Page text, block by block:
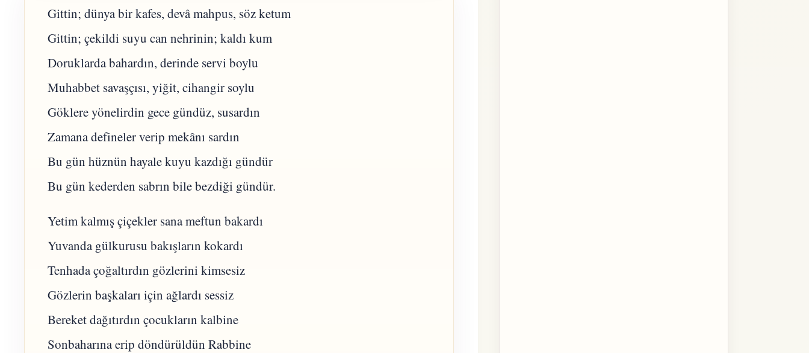
Gittin; dünya bir kafes, devâ mahpus, söz ketum
Gittin; çekildi suyu can nehrinin; kaldı kum
Doruklarda bahardın, derinde servi boylu
Muhabbet savaşçısı, yiğit, cihangir soylu
Göklere yönelirdin gece gündüz, susardın
Zamana defineler verip mekânı sardın
Bu gün hüznün hayale kuyu kazdığı gündür
Bu gün kederden sabrın bile bezdiği gündür.
Yetim kalmış çiçekler sana meftun bakardı
Yuvanda gülkurusu bakışların kokardı
Tenhada çoğaltırdın gözlerini kimsesiz
Gözlerin başkaları için ağlardı sessiz
Bereket dağıtırdın çocukların kalbine
Sonbaharına erip döndürüldün Rabbine